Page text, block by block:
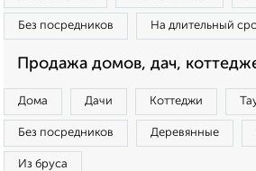
Без посредников На длительный
Продажа домов, дач,
Дома Дачи Коттеджи
Без посредников Деревянные
Из бруса